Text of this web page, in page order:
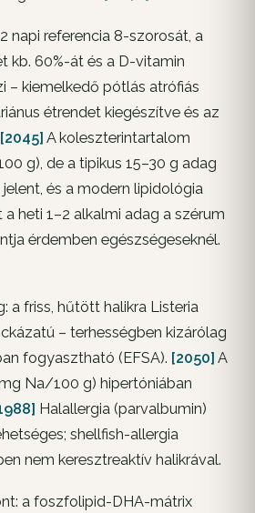
napi referencia 8-szorosát, a
kb. 60%-át és a D-vitamin
– kiemelkedő pótlás atrófiás
étrendet kiegészítve és az
[2045] A koleszterintartalom
g), de a tipikus 15–30 g adag
és a modern lipidológia
a heti 1–2 alkalmi adag a szérum
érdemben egészségeseknél.
a friss, hűtött halikra Listeria
– terhességben kizárólag
fogyasztható (EFSA). [2050] A
Na/100 g) hipertóniában
Halallergia (parvalbumin)
shellfish-allergia
nem keresztreaktív halikrával.
a foszfolipid-DHA-mátrix